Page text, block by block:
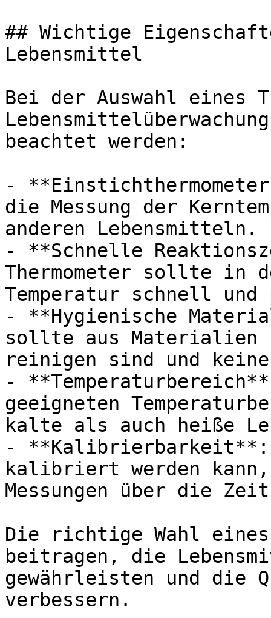
## Wichtige
Lebensmittel
Bei der Auswahl eines
beachtet werden:
-
die Messung der
anderen Lebensmitteln.
- **Schnelle
Thermometer sollte in
Temperatur schnell
- **Hygienische
sollte aus Materialien
reinigen sind und
-
geeigneten
kalte als auch heiße
- **Kalibrierbarkeit**:
kalibriert werden
Messungen über die
Die richtige Wahl eines
beitragen, die
gewährleisten und die
verbessern.